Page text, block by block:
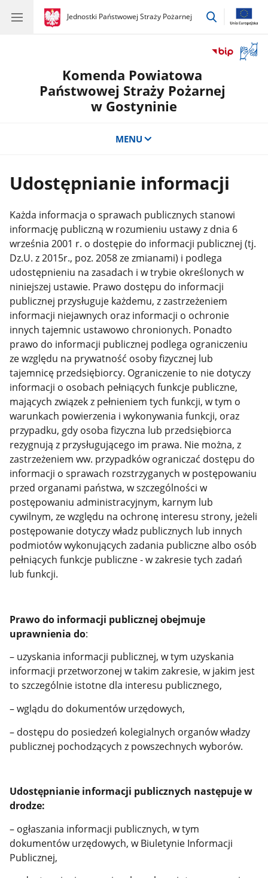
gov.pl
Jednostki Państwowej Straży Pożarnej
gov.pl
Jednostki
przejdź
okno
Komenda Powiatowa
Państwowej Straży Pożarnej
w Gostyninie
MENU
Udostępnianie informacji
Każda informacja o sprawach publicznych stanowi
informację publiczną w rozumieniu ustawy z dnia 6
września 2001 r. o dostępie do informacji publicznej (tj.
Dz.U. z 2015r., poz. 2058 ze zmianami) i podlega
udostępnieniu na zasadach i w trybie określonych w
niniejszej ustawie. Prawo dostępu do informacji
publicznej przysługuje każdemu, z zastrzeżeniem
informacji niejawnych oraz informacji o ochronie
innych tajemnic ustawowo chronionych. Ponadto
prawo do informacji publicznej podlega ograniczeniu
ze względu na prywatność osoby fizycznej lub
tajemnicę przedsiębiorcy. Ograniczenie to nie dotyczy
informacji o osobach pełniących funkcje publiczne,
mających związek z pełnieniem tych funkcji, w tym o
warunkach powierzenia i wykonywania funkcji, oraz
przypadku, gdy osoba fizyczna lub przedsiębiorca
rezygnują z przysługującego im prawa. Nie można, z
zastrzeżeniem ww. przypadków ograniczać dostępu do
informacji o sprawach rozstrzyganych w postępowaniu
przed organami państwa, w szczególności w
postępowaniu administracyjnym, karnym lub
cywilnym, ze względu na ochronę interesu strony, jeżeli
postępowanie dotyczy władz publicznych lub innych
podmiotów wykonujących zadania publiczne albo osób
pełniących funkcje publiczne - w zakresie tych zadań
lub funkcji.
Prawo do informacji publicznej obejmuje
uprawnienia do:
– uzyskania informacji publicznej, w tym uzyskania
informacji przetworzonej w takim zakresie, w jakim jest
to szczególnie istotne dla interesu publicznego,
– wglądu do dokumentów urzędowych,
– dostępu do posiedzeń kolegialnych organów władzy
publicznej pochodzących z powszechnych wyborów.
Udostępnianie informacji publicznych następuje w
drodze:
– ogłaszania informacji publicznych, w tym
dokumentów urzędowych, w Biuletynie Informacji
Publicznej,